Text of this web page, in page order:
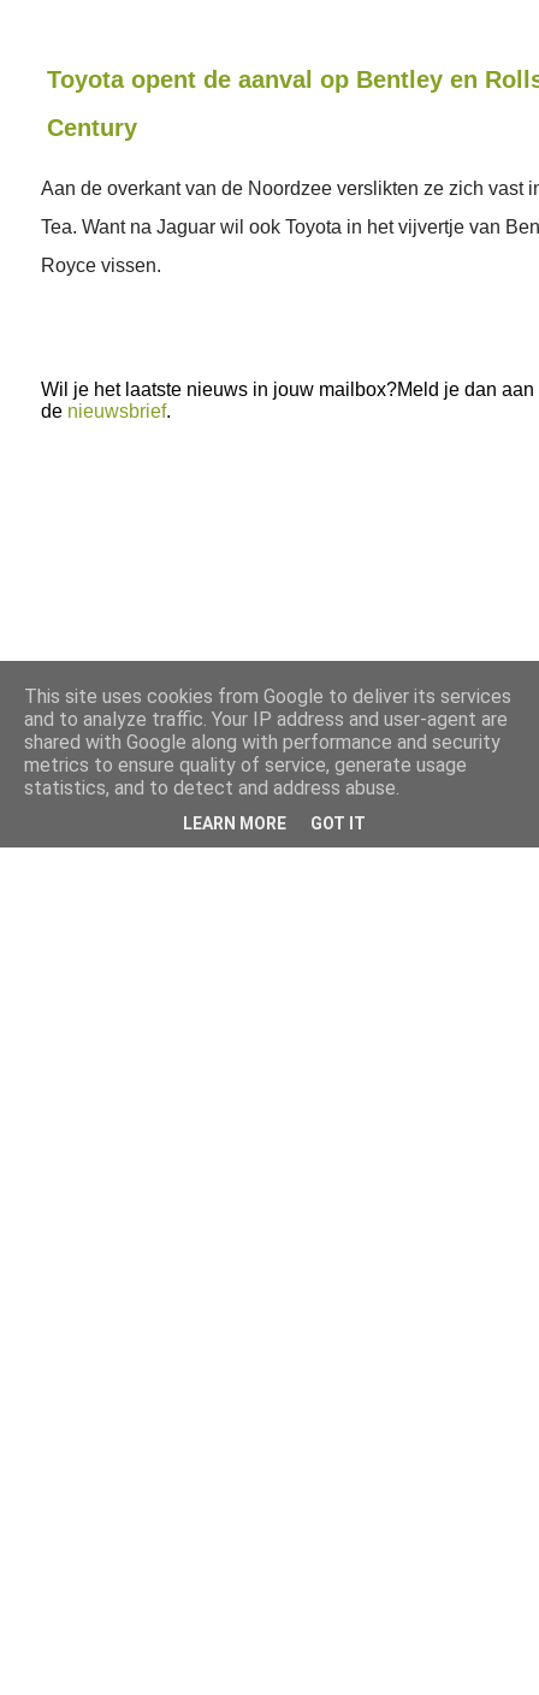
Toyota opent de aanval op Bentley en
Century
Aan de overkant van de Noordzee verslikten ze zich vast
Tea. Want na Jaguar wil ook Toyota in het vijvertje van
Royce vissen.
Wil je het laatste nieuws in jouw mailbox?Meld je dan aan
de nieuwsbrief.
This site uses cookies from Google to deliver its services
and to analyze traffic. Your IP address and user-agent are
shared with Google along with performance and security
metrics to ensure quality of service, generate usage
statistics, and to detect and address abuse.
LEARN MORE GOT IT